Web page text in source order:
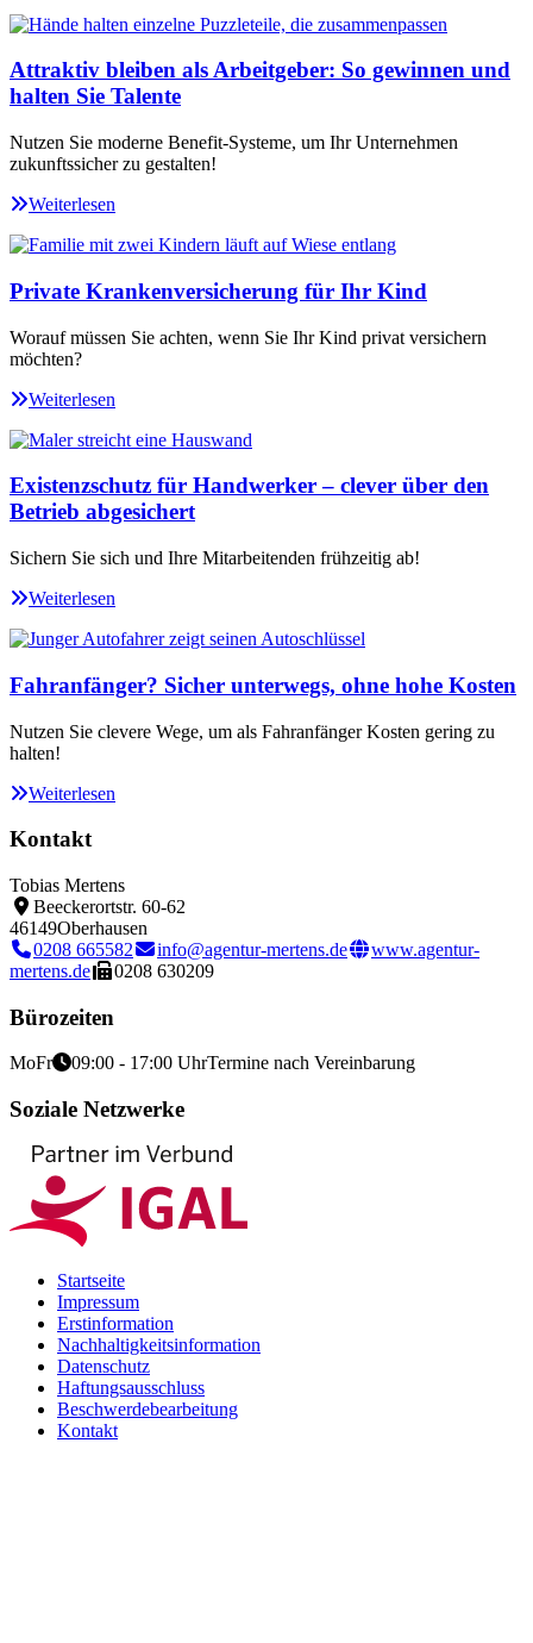
Attraktiv bleiben als Arbeitgeber: So gewinnen und
halten Sie Talente
Nutzen Sie moderne Benefit-Systeme, um Ihr Unternehmen
zukunftssicher zu gestalten!
Weiterlesen
Private Krankenversicherung für Ihr Kind
Worauf müssen Sie achten, wenn Sie Ihr Kind privat versichern
möchten?
Weiterlesen
Existenzschutz für Handwerker – clever über den
Betrieb abgesichert
Sichern Sie sich und Ihre Mitarbeitenden frühzeitig ab!
Weiterlesen
Fahranfänger? Sicher unterwegs, ohne hohe Kosten
Nutzen Sie clevere Wege, um als Fahranfänger Kosten gering zu
halten!
Weiterlesen
Kontakt
Tobias Mertens
Beeckerortstr. 60-62
46149Oberhausen
0208 665582
info@agentur-mertens.de
www.agentur-
mertens.de
0208 630209
Bürozeiten
MoFr 09:00 - 17:00 UhrTermine nach Vereinbarung
Soziale Netzwerke
Startseite
Impressum
Erstinformation
Nachhaltigkeitsinformation
Datenschutz
Haftungsausschluss
Beschwerdebearbeitung
Kontakt